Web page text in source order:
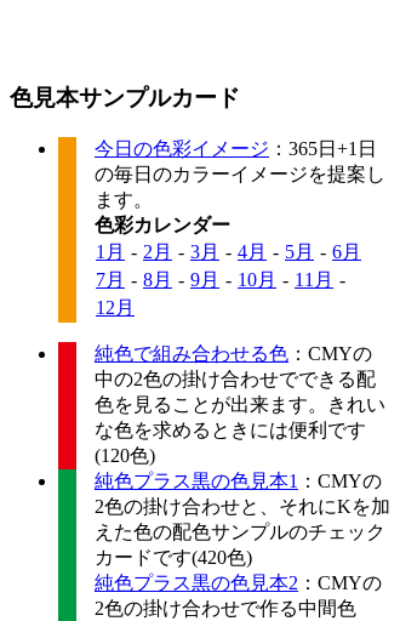
色見本サンプルカード
今日の色彩イメージ ：365日+1日
の毎日のカラーイメージを提案し
ます。
色彩カレンダー
1月 - 2月 - 3月 - 4月 - 5月 - 6月
7月 - 8月 - 9月 - 10月 - 11月 -
12月
純色で組み合わせる色 ：CMYの
中の2色の掛け合わせでできる配
色を見ることが出来ます。きれい
な色を求めるときには便利です
(120色)
純色プラス黒の色見本1 ：CMYの
2色の掛け合わせと、それにKを加
えた色の配色サンプルのチェック
カードです(420色)
純色プラス黒の色見本2 ：CMYの
2色の掛け合わせで作る中間色